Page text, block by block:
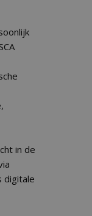
in de
digitale